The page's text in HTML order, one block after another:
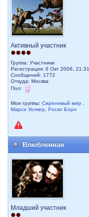
Активный участник
Группа: Участники
Регистрация: 6 Окт 2006, 21:31
Сообщений: 1772
Откуда: Москва
Пол:
Мои группы:Сиреневый мир
Марси Уолкер
,Роско Борн
Влюбленная
Младший участник